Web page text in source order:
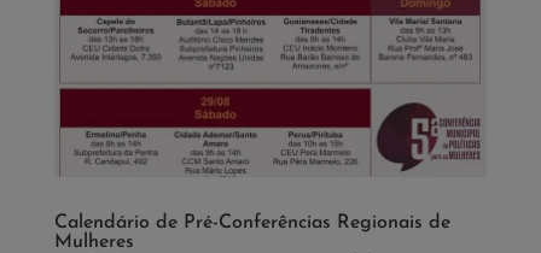
Calendário de Pré-Conferências Regionais de
Mulheres